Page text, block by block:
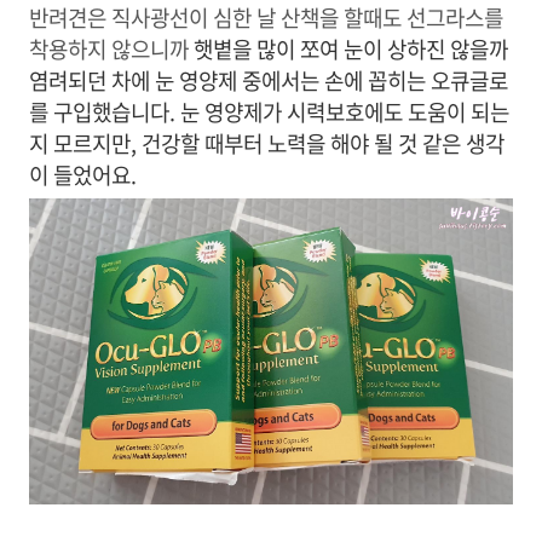
반려견은 직사광선이 심한 날 산책을 할때도 선그라스를
착용하지 않으니까햇볕을 많이 쪼여 눈이 상하진 않을까
염려되던 차에 눈 영양제 중에서는 손에 꼽히는 오큐글로
를 구입했습니다. 눈 영양제가 시력보호에도 도움이 되는
지 모르지만, 건강할 때부터 노력을 해야 될 것 같은 생각
이 들었어요.